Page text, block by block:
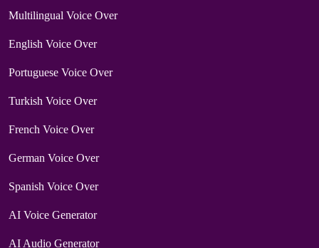
Multilingual Voice Over
English Voice Over
Portuguese Voice Over
Turkish Voice Over
French Voice Over
German Voice Over
Spanish Voice Over
AI Voice Generator
AI Audio Generator